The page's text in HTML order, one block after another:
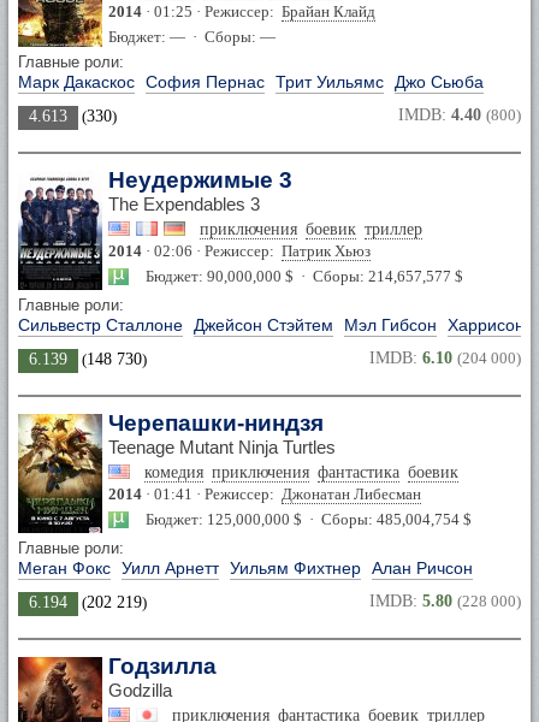
2014 · 01:25 · Режиссер: Брайан Клайд
Бюджет: — · Сборы: —
Главные роли:
Марк Дакаскос София Пернас Трит Уильямс Джо Сьюба
4.613 (330) IMDB: 4.40 (800)
Неудержимые 3
The Expendables 3
приключения боевик триллер
2014 · 02:06 · Режиссер: Патрик Хьюз
Бюджет: 90,000,000 $ · Сборы: 214,657,577 $
Главные роли:
Сильвестр Сталлоне Джейсон Стэйтем Мэл Гибсон Харрисон
6.139 (148 730) IMDB: 6.10 (204 000)
Черепашки-ниндзя
Teenage Mutant Ninja Turtles
комедия приключения фантастика боевик
2014 · 01:41 · Режиссер: Джонатан Либесман
Бюджет: 125,000,000 $ · Сборы: 485,004,754 $
Главные роли:
Меган Фокс Уилл Арнетт Уильям Фихтнер Алан Ричсон
6.194 (202 219) IMDB: 5.80 (228 000)
Годзилла
Godzilla
приключения фантастика боевик триллер